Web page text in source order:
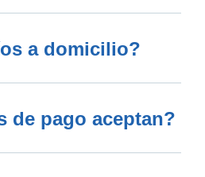
a domicilio?
de pago aceptan?